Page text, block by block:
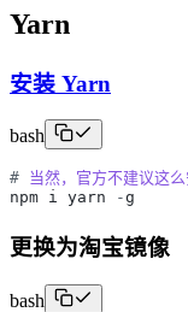
Yarn
安装 Yarn
bash
# 当然，官方不建议这
npm i yarn -g
更换为淘宝镜像
bash